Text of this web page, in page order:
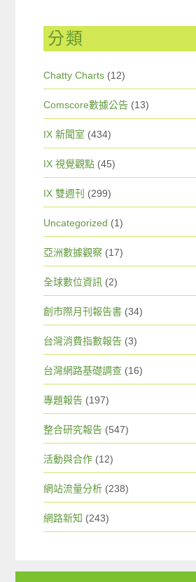
分類
Chatty Charts (12)
Comscore數據公告 (13)
IX 新聞室 (434)
IX 視覺觀點 (45)
IX 雙週刊 (299)
Uncategorized (1)
亞洲數據觀察 (17)
全球數位資訊 (2)
創市際月刊報告書 (34)
台灣消費指數報告 (3)
台灣網路基礎調查 (16)
專題報告 (197)
整合研究報告 (547)
活動與合作 (12)
網站流量分析 (238)
網路新知 (243)